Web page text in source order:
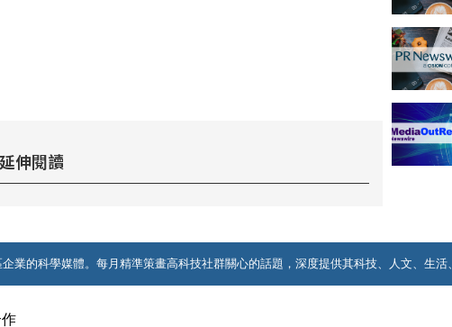
延伸閱讀
業的科學媒體。每月精準策畫高科技社群關心的話題，深度提供其科技、人文、生活